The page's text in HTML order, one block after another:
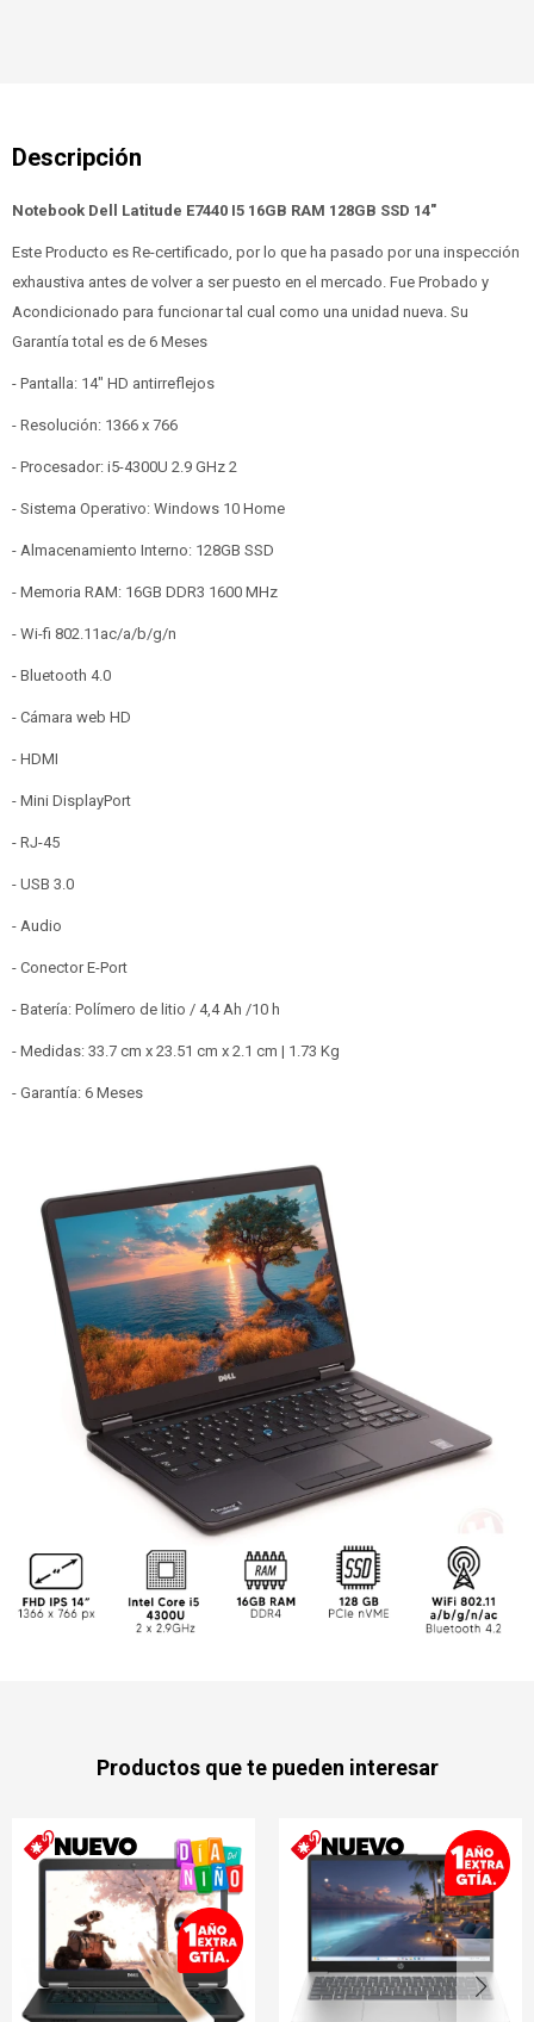
Notebook Dell Latitude E7440 I5 16GB RAM 128GB SSD 14"
Este Producto es Re-certificado, por lo que ha pasado por una inspección
exhaustiva antes de volver a ser puesto en el mercado. Fue Probado y
Acondicionado para funcionar tal cual como una unidad nueva. Su
Garantía total es de 6 Meses
- Pantalla: 14" HD antirreflejos
- Resolución: 1366 x 766
- Procesador: i5-4300U 2.9 GHz 2
- Sistema Operativo: Windows 10 Home
- Almacenamiento Interno: 128GB SSD
- Memoria RAM: 16GB DDR3 1600 MHz
- Wi-fi 802.11ac/a/b/g/n
- Bluetooth 4.0
- Cámara web HD
- HDMI
- Mini DisplayPort
- RJ-45
- USB 3.0
- Audio
- Conector E-Port
- Batería: Polímero de litio / 4,4 Ah /10 h
- Medidas: 33.7 cm x 23.51 cm x 2.1 cm | 1.73 Kg
- Garantía: 6 Meses
Productos que te pueden interesar